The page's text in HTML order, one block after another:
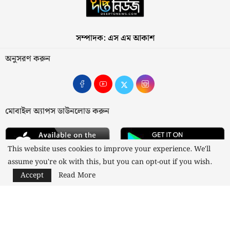
সম্পাদক: এস এম আকাশ
অনুসরণ করুন
মোবাইল অ্যাপস ডাউনলোড করুন
This website uses cookies to improve your experience. We'll
assume you're ok with this, but you can opt-out if you wish.
Accept
Read More